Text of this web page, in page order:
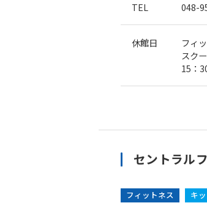
TEL 048-
休館日
フィ
スク
15：
セントラル
フィットネス キ